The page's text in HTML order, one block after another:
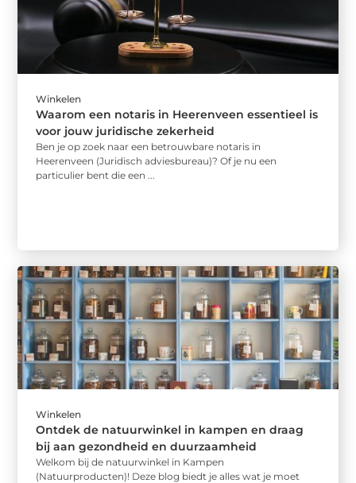
Winkelen
Waarom een notaris in Heerenveen essentieel is
voor jouw juridische zekerheid
Ben je op zoek naar een betrouwbare notaris in
Heerenveen (Juridisch adviesbureau)? Of je nu een
particulier bent die een ...
Winkelen
Ontdek de natuurwinkel in kampen en draag
bij aan gezondheid en duurzaamheid
Welkom bij de natuurwinkel in Kampen
(Natuurproducten)! Deze blog biedt je alles wat je moet